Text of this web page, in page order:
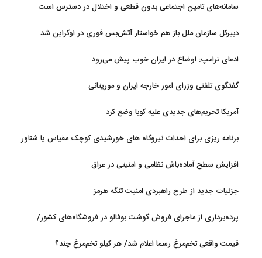
سامانه‌های تامین اجتماعی بدون قطعی و اختلال در دسترس است
دبیرکل سازمان ملل باز هم خواستار آتش‌بس فوری در اوکراین شد
ادعای ترامپ: اوضاع در ایران خوب پیش می‌رود
گفتگوی تلفنی وزرای امور خارجه ایران و موریتانی
آمریکا تحریم‌های جدیدی علیه کوبا وضع کرد
برنامه ریزی برای احداث نیروگاه های خورشیدی کوچک مقیاس یا شناور
روی آب در مازندران
افزایش سطح آماده‌باش نظامی و امنیتی در عراق
جزئیات جدید از طرح راهبردی امنیت تنگه هرمز
پرده‌برداری از ماجرای فروش گوشت بوفالو در فروشگاه‌های کشور/
گوشت بوفالو از کجا وارد می‌شود؟/ هر کیلو بوفالو با چه قیمتی به فروش
قیمت واقعی تخم‌مرغ رسما اعلام شد/ هر کیلو تخم‌مرغ چند؟